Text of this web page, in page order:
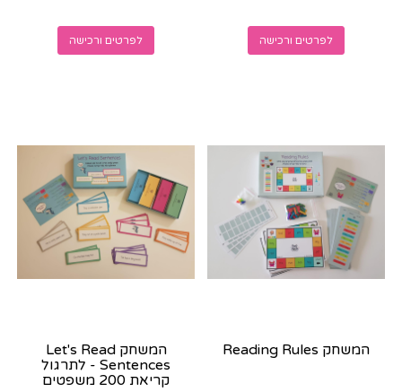
לפרטים ורכישה לפרטים ורכישה
המשחק Reading Rules
המשחק Let's Read
Sentences - לתרגול
קריאת 200 משפטים